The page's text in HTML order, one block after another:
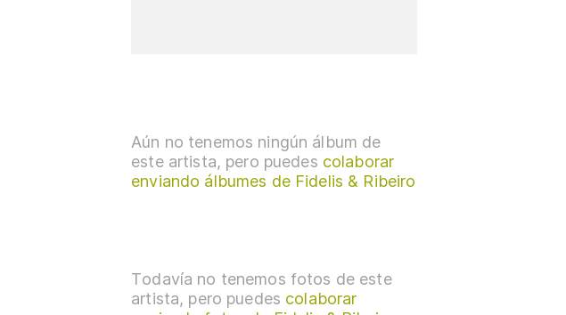
Aún no tenemos ningún álbum de
este artista, pero puedes colaborar
enviando álbumes de Fidelis & Ribeiro
Todavía no tenemos fotos de este
artista, pero puedes colaborar